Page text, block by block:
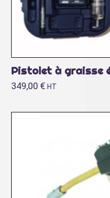
Pistolet à graisse
349,00 € HT